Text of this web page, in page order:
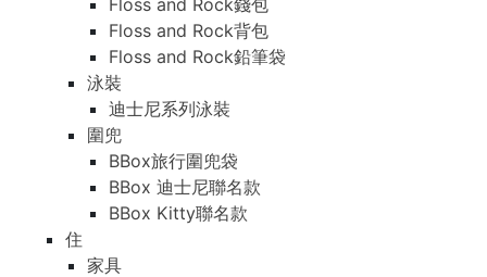
Floss and Rock錢包
Floss and Rock背包
Floss and Rock鉛筆袋
泳裝
迪士尼系列泳裝
圍兜
BBox旅行圍兜袋
BBox 迪士尼聯名款
BBox Kitty聯名款
住
家具